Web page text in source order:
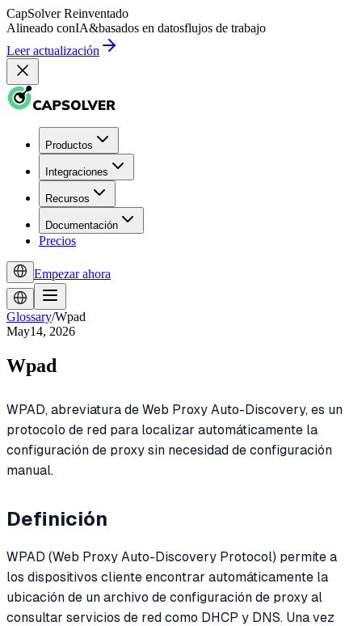
CapSolver Reinventado
Alineado conIA&basados en datosflujos de trabajo
Leer actualización
Productos
Integraciones
Recursos
Documentación
Precios
Empezar ahora
Glossary/Wpad
May14, 2026
Wpad
WPAD, abreviatura de Web Proxy Auto-Discovery, es un
protocolo de red para localizar automáticamente la
configuración de proxy sin necesidad de configuración
manual.
Definición
WPAD (Web Proxy Auto-Discovery Protocol) permite a
los dispositivos cliente encontrar automáticamente la
ubicación de un archivo de configuración de proxy al
consultar servicios de red como DHCP y DNS. Una vez